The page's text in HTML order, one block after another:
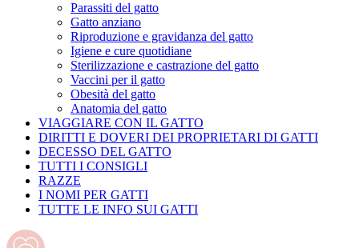
Parassiti del gatto
Gatto anziano
Riproduzione e gravidanza del gatto
Igiene e cure quotidiane
Sterilizzazione e castrazione del gatto
Vaccini per il gatto
Obesità del gatto
Anatomia del gatto
VIAGGIARE CON IL GATTO
DIRITTI E DOVERI DEI PROPRIETARI DI GATTI
DECESSO DEL GATTO
TUTTI I CONSIGLI
RAZZE
I NOMI PER GATTI
TUTTE LE INFO SUI GATTI